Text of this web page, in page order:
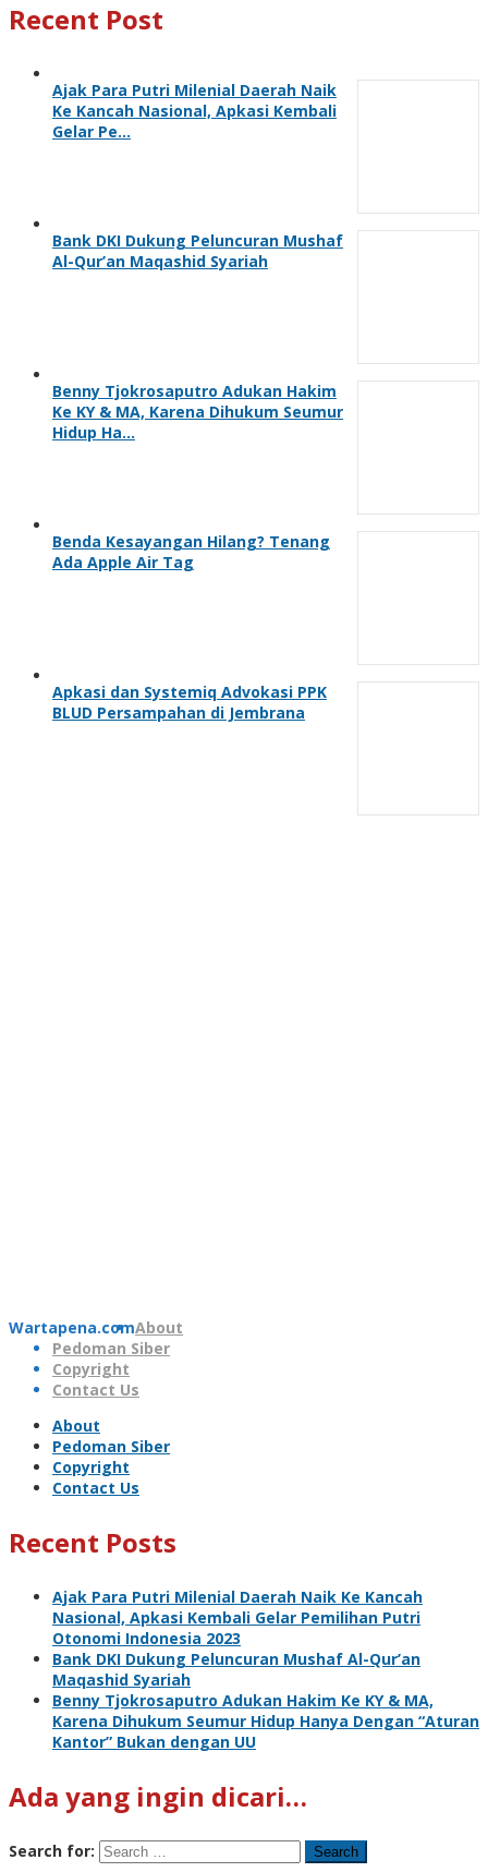
Recent Post
Ajak Para Putri Milenial Daerah Naik
Ke Kancah Nasional, Apkasi Kembali
Gelar Pe…
Bank DKI Dukung Peluncuran Mushaf
Al-Qur’an Maqashid Syariah
Benny Tjokrosaputro Adukan Hakim
Ke KY & MA, Karena Dihukum Seumur
Hidup Ha…
Benda Kesayangan Hilang? Tenang
Ada Apple Air Tag
Apkasi dan Systemiq Advokasi PPK
BLUD Persampahan di Jembrana
Wartapena.comAbout
Pedoman Siber
Copyright
Contact Us
About
Pedoman Siber
Copyright
Contact Us
Recent Posts
Ajak Para Putri Milenial Daerah Naik Ke Kancah
Nasional, Apkasi Kembali Gelar Pemilihan Putri
Otonomi Indonesia 2023
Bank DKI Dukung Peluncuran Mushaf Al-Qur’an
Maqashid Syariah
Benny Tjokrosaputro Adukan Hakim Ke KY & MA,
Karena Dihukum Seumur Hidup Hanya Dengan “Aturan
Kantor” Bukan dengan UU
Ada yang ingin dicari…
Search for: